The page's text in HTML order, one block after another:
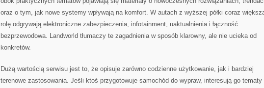
oraz o tym, jak nowe systemy wpływają na komfort. W autach z wyższej półki coraz
rolę odgrywają elektroniczne zabezpieczenia, infotainment, uaktualnienia i łączność
bezprzewodowa. Landworld tłumaczy te zagadnienia w sposób klarowny, ale nie ucieka od
konkretów.
Dużą wartością serwisu jest to, że opisuje zarówno codzienne użytkowanie, jak i bardziej
terenowe zastosowania. Jeśli ktoś przygotowuje samochód do wypraw, interesują go tematy